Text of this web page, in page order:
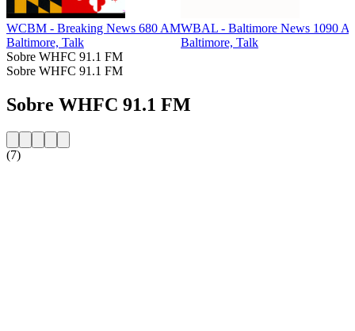
WCBM - Breaking News 680 AM
Baltimore, Talk
WBAL - Baltimore News 1090
Baltimore, Talk
Sobre WHFC 91.1 FM
Sobre WHFC 91.1 FM
Sobre WHFC 91.1 FM
(7)